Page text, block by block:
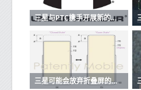
三星与PTC携手开展新的物联网计划
三星可能会放弃折叠屏的移动体验